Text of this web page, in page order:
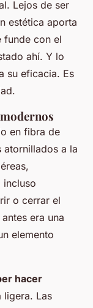
Lejos de ser
estética aporta
funde con el
ahí. Y lo
su eficacia. Es
en fibra de
a la
incluso
o cerrar el
era una
elemento
hacer
ligera. Las